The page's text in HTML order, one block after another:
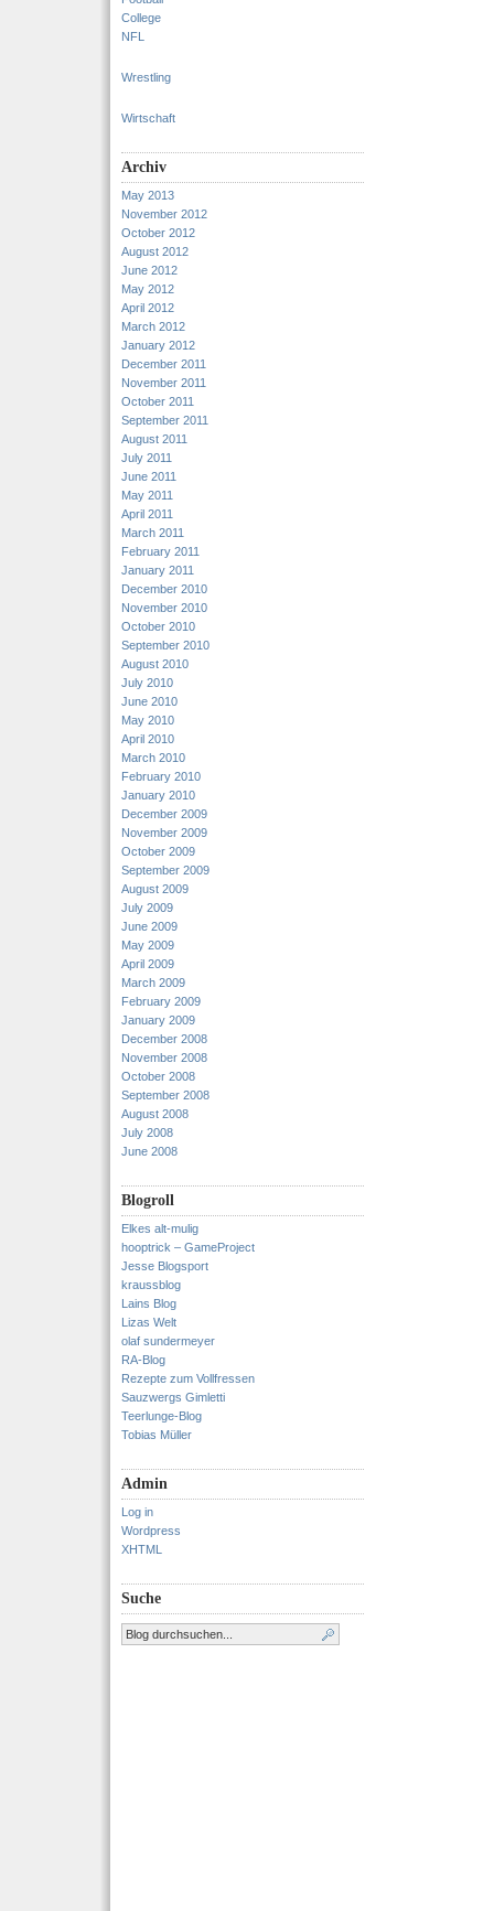
College
NFL
Wrestling
Wirtschaft
Archiv
May 2013
November 2012
October 2012
August 2012
June 2012
May 2012
April 2012
March 2012
January 2012
December 2011
November 2011
October 2011
September 2011
August 2011
July 2011
June 2011
May 2011
April 2011
March 2011
February 2011
January 2011
December 2010
November 2010
October 2010
September 2010
August 2010
July 2010
June 2010
May 2010
April 2010
March 2010
February 2010
January 2010
December 2009
November 2009
October 2009
September 2009
August 2009
July 2009
June 2009
May 2009
April 2009
March 2009
February 2009
January 2009
December 2008
November 2008
October 2008
September 2008
August 2008
July 2008
June 2008
Blogroll
Elkes alt-mulig
hooptrick – GameProject
Jesse Blogsport
kraussblog
Lains Blog
Lizas Welt
olaf sundermeyer
RA-Blog
Rezepte zum Vollfressen
Sauzwergs Gimletti
Teerlunge-Blog
Tobias Müller
Admin
Log in
Wordpress
XHTML
Suche